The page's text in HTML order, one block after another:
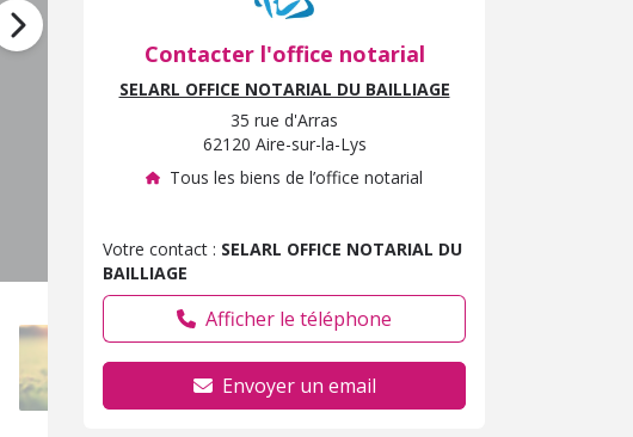
Contacter l'office notarial
SELARL OFFICE NOTARIAL DU BAILLIAGE
35 rue d'Arras
62120 Aire-sur-la-Lys
Tous les biens de l’office notarial
Votre contact : SELARL OFFICE NOTARIAL DU
BAILLIAGE
Afficher le téléphone
Envoyer un email